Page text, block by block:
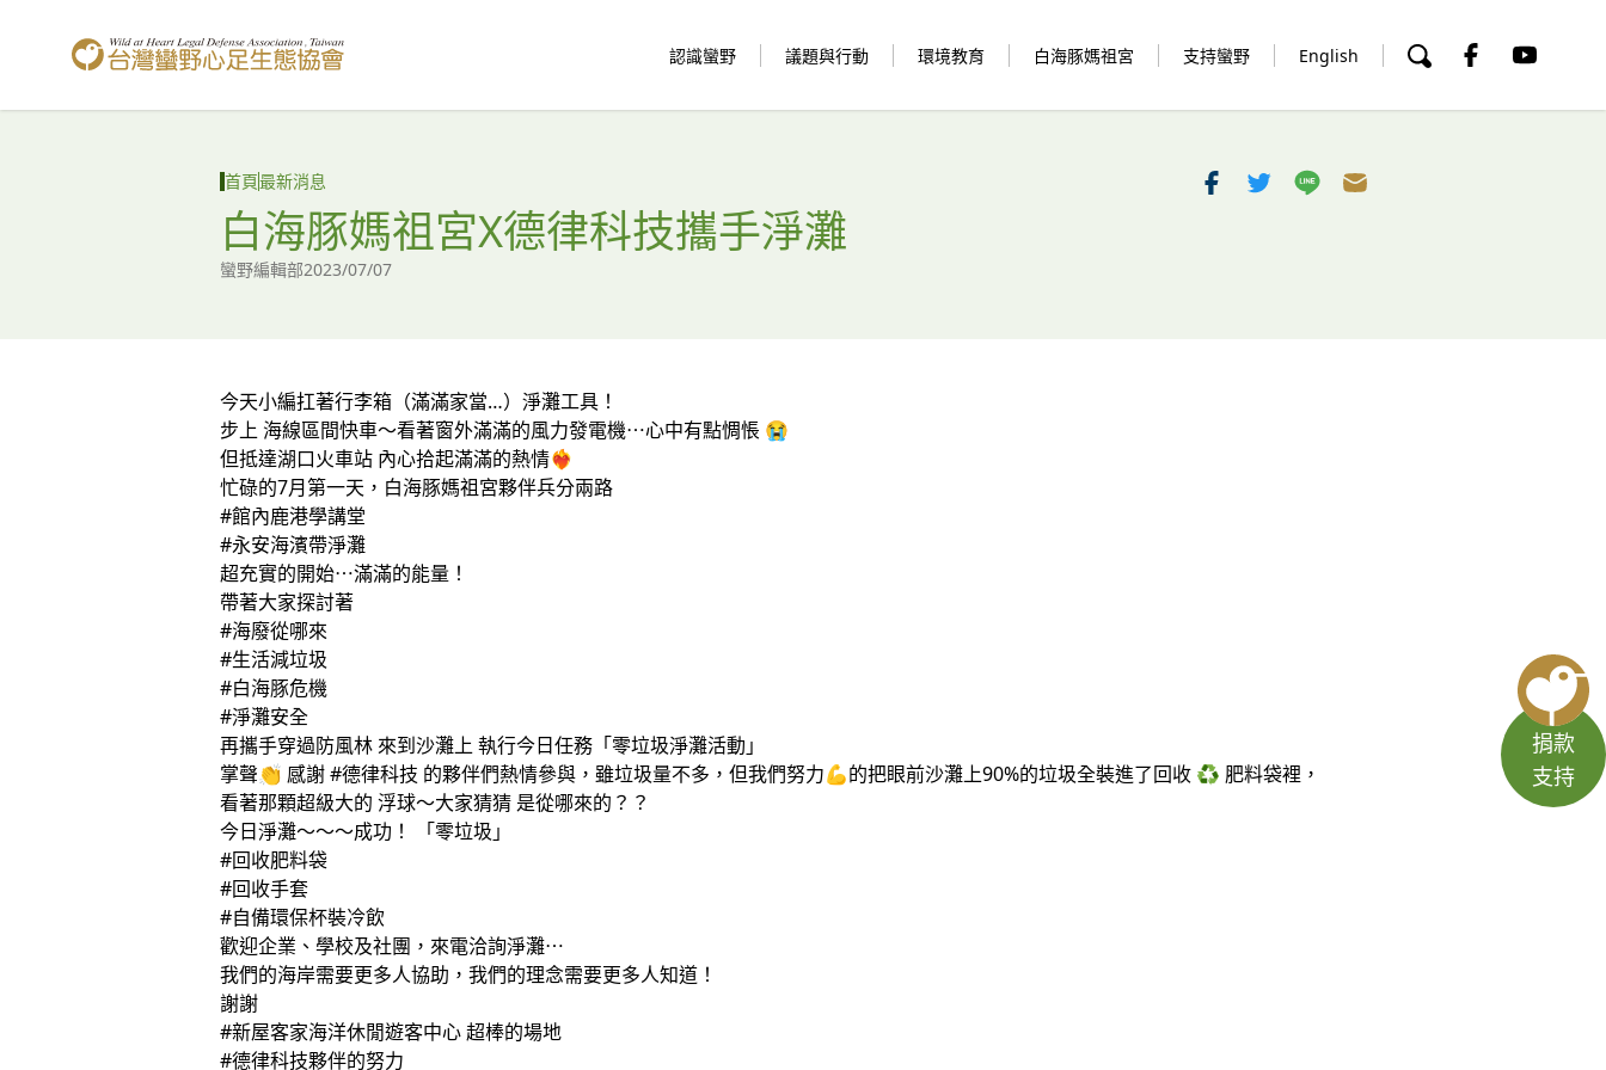
台灣蠻野心足生態協會
認識蠻野 議題與行動 環境教育 白海豚媽祖宮 支持蠻野 English
捐款
支持
首頁最新消息
白海豚媽祖宮X德律科技攜手淨灘
蠻野編輯部2023/07/07
今天小編扛著行李箱（滿滿家當…）淨灘工具！
步上 海線區間快車～看著窗外滿滿的風力發電機⋯心中有點惆悵 😭
但抵達湖口火車站 內心拾起滿滿的熱情❤️‍🔥
忙碌的7月第一天，白海豚媽祖宮夥伴兵分兩路
#館內鹿港學講堂
#永安海濱帶淨灘
超充實的開始⋯滿滿的能量！
帶著大家探討著
#海廢從哪來
#生活減垃圾
#白海豚危機
#淨灘安全
再攜手穿過防風林 來到沙灘上 執行今日任務「零垃圾淨灘活動」
掌聲👏 感謝 #德律科技 的夥伴們熱情參與，雖垃圾量不多，但我們努力💪的把眼前沙灘上90%的垃圾全裝進了回收 ♻️ 肥料袋裡，
看著那顆超級大的 浮球～大家猜猜 是從哪來的？？
今日淨灘～～～成功！ 「零垃圾」
#回收肥料袋
#回收手套
#自備環保杯裝冷飲
歡迎企業、學校及社團，來電洽詢淨灘⋯
我們的海岸需要更多人協助，我們的理念需要更多人知道！
謝謝
#新屋客家海洋休閒遊客中心 超棒的場地
#德律科技夥伴的努力